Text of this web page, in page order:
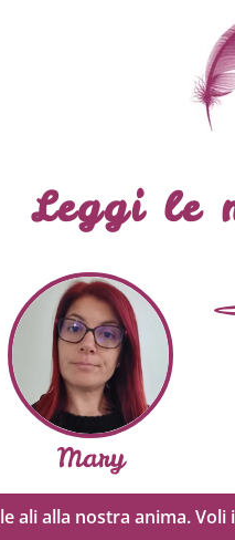
Leggi le
Mary
ali alla nostra anima.